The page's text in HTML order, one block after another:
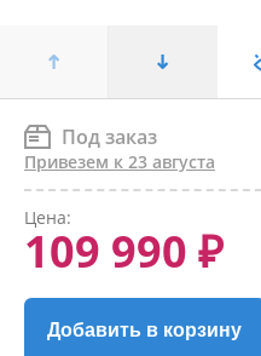
Под заказ
Привезем к 23 августа
Цена:
109 990 ₽
Добавить в корзину